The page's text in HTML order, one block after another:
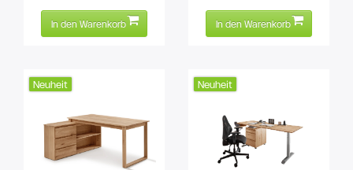
In den Warenkorb In den Warenkorb
Neuheit Neuheit